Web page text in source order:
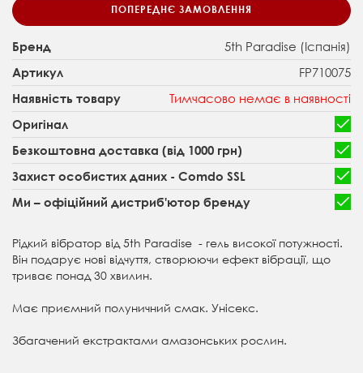
ПОПЕРЕДНЄ ЗАМОВЛЕННЯ
Бренд 5th Paradise (Іспанія)
Артикул FP710075
Наявність товару Тимчасово немає в наявності
Оригінал
Безкоштовна доставка (від 1000 грн)
Захист особистих даних - Comdo SSL
Ми – офіційний дистриб'ютор бренду
Рідкий вібратор від 5th Paradise - гель високої потужності.
Він подарує нові відчуття, створюючи ефект вібрації, що
триває понад 30 хвилин.
Має приємний полуничний смак. Унісекс.
Збагачений екстрактами амазонських рослин.